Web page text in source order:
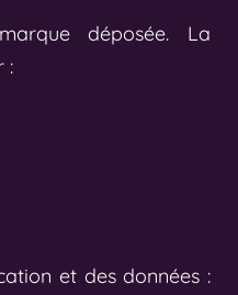
déposée. La
:
et des données :